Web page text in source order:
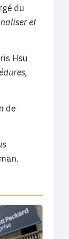
du
et
Hsu
de